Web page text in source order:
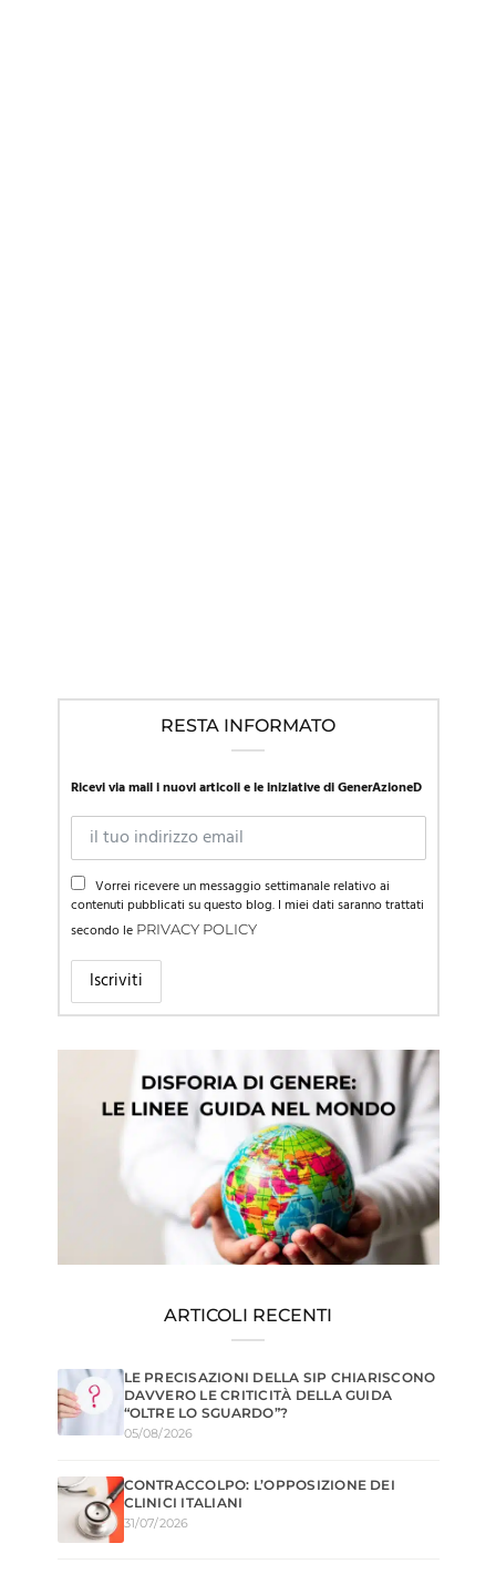
RESTA INFORMATO
Ricevi via mail i nuovi articoli e le iniziative di GenerAzioneD
Vorrei ricevere un messaggio settimanale relativo ai
contenuti pubblicati su questo blog. I miei dati saranno trattati
secondo le PRIVACY POLICY
ARTICOLI RECENTI
LE PRECISAZIONI DELLA SIP CHIARISCONO
DAVVERO LE CRITICITÀ DELLA GUIDA
“OLTRE LO SGUARDO”?
05/08/2026
CONTRACCOLPO: L’OPPOSIZIONE DEI
CLINICI ITALIANI
31/07/2026